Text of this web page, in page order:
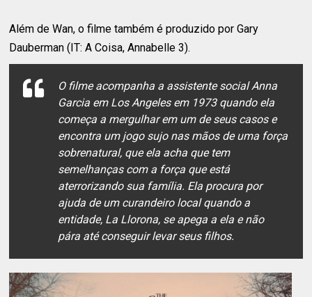
Além de Wan, o filme também é produzido por Gary
Dauberman (IT: A Coisa, Annabelle 3).
O filme acompanha a assistente social Anna
Garcia em Los Angeles em 1973 quando ela
começa a mergulhar em um de seus casos e
encontra um jogo sujo nas mãos de uma força
sobrenatural, que ela acha que tem
semelhanças com a força que está
aterrorizando sua família. Ela procura por
ajuda de um curandeiro local quando a
entidade, La Llorona, se apega a ela e não
pára até conseguir levar seus filhos.